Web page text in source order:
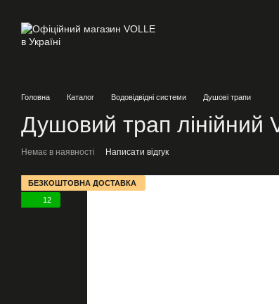
Головна Каталог Водовідвідні системи Душові трапи
Душовий трап
Немає в наявності Написати відгук
БЕЗКОШТОВНА ДОСТАВКА
12